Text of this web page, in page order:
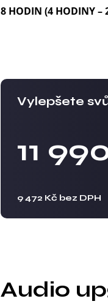
8 HODIN (4 HODINY –
Vylepšete
11
9 472 Kč bez DPH
Audio